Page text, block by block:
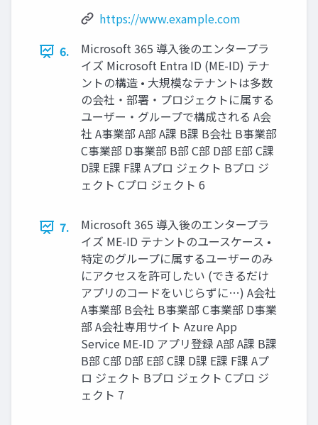
https://www.example.com
6.
Microsoft 365 導入後のエンタープラ
イズ Microsoft Entra ID (ME-ID) テナ
ントの構造 • 大規模なテナントは多数
の会社・部署・プロジェクトに属する
ユーザー・グループで構成される A会
社 A事業部 A部 A課 B課 B会社 B事業部
C事業部 D事業部 B部 C部 D部 E部 C課
D課 E課 F課 Aプロ ジェクト Bプロ ジ
ェクト Cプロ ジェクト 6
7.
Microsoft 365 導入後のエンタープラ
イズ ME-ID テナントのユースケース •
特定のグループに属するユーザーのみ
にアクセスを許可したい (できるだけ
アプリのコードをいじらずに…) A会社
A事業部 B会社 B事業部 C事業部 D事業
部 A会社専用サイト Azure App
Service ME-ID アプリ登録 A部 A課 B課
B部 C部 D部 E部 C課 D課 E課 F課 Aプ
ロ ジェクト Bプロ ジェクト Cプロ ジ
ェクト 7